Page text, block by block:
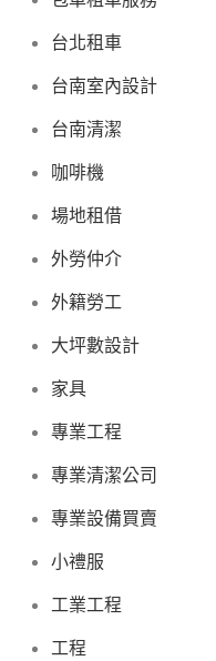
台北租車
台南室內設計
台南清潔
咖啡機
場地租借
外勞仲介
外籍勞工
大坪數設計
家具
專業工程
專業清潔公司
專業設備買賣
小禮服
工業工程
工程